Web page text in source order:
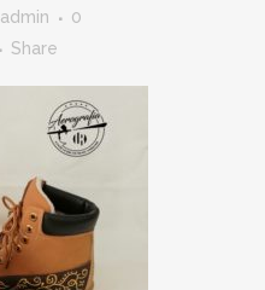
admin
0
Share